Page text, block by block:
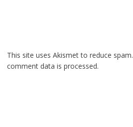
This site uses Akismet to reduce spam.
comment data is processed.